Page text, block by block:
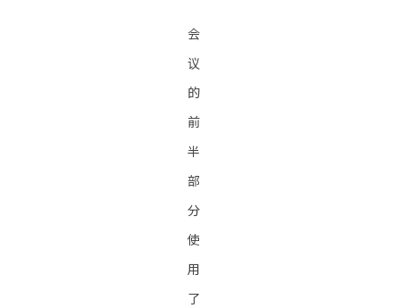
会
议
的
前
半
部
分
使
用
了